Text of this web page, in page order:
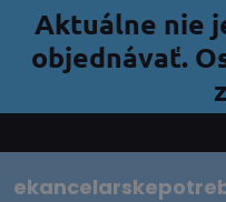
Aktuálne nie
objednávať.